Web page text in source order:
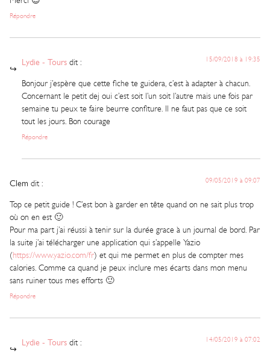
Répondre
Lydie - Tours dit : 15/09/2018 à 19:35
Bonjour j’espère que cette fiche te guidera, c’est à adapter à chacun.
Concernant le petit dej oui c’est soit l’un soit l’autre mais une fois par
semaine tu peux te faire beurre confiture. Il ne faut pas que ce soit
tout les jours. Bon courage
Répondre
Clem dit : 09/05/2019 à 09:07
Top ce petit guide ! C’est bon à garder en tête quand on ne sait plus trop
où on en est 🙂
Pour ma part j’ai réussi à tenir sur la durée grace à un journal de bord. Par
la suite j’ai télécharger une application qui s’appelle Yazio
(https://www.yazio.com/fr) et qui me permet en plus de compter mes
calories. Comme ca quand je peux inclure mes écarts dans mon menu
sans ruiner tous mes efforts 🙂
Répondre
Lydie - Tours dit : 14/05/2019 à 07:02